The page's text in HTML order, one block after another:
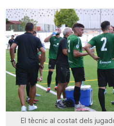
El tècnic al costat dels